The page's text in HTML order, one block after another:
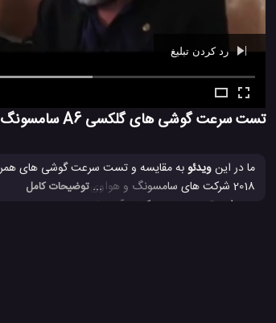
رد کردن تبلیغ
Ad - 00:39
تست سرعت گوشی های گلکسی A6 سامسونگ و P20 لایت هواوی
ما در اینویدئو
پس این تست سرعت، که در آن برخی از برنامه ها و بازی
... توضیحات کامل